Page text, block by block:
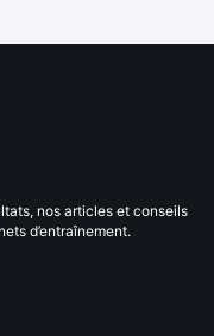
nos articles et conseils
d’entraînement.